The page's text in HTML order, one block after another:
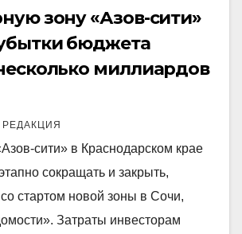
зону «Азов-сити»
бюджета
миллиардов
РЕДАКЦИЯ
сити» в Краснодарском крае
сокращать и закрыть,
стартом новой зоны в Сочи,
Затраты инвесторам